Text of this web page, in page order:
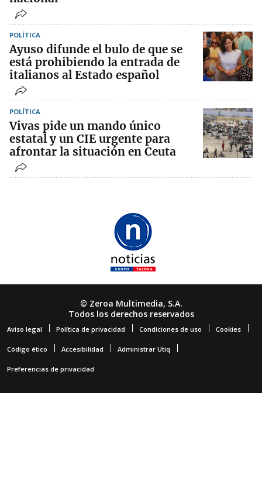
POLÍTICA
Ayuso difunde el bulo de que se
está prohibiendo la entrada de
italianos al Estado español
POLÍTICA
Vivas pide un mando único
estatal y un CIE urgente para
afrontar la situación en Ceuta
© Zeroa Multimedia, S.A.
Todos los derechos reservados
Aviso legal Política de privacidad Condiciones de uso Cookies
Código ético Accesibilidad Administrar Utiq
Preferencias de privacidad